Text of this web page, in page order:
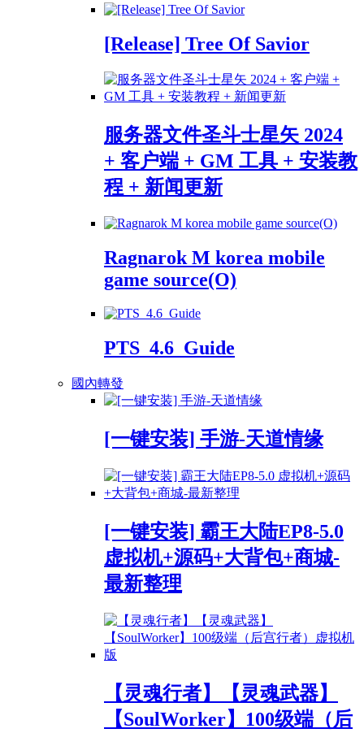
[Release] Tree Of Savior
服务器文件圣斗士星矢 2024
+ 客户端 + GM 工具 + 安装教
程 + 新闻更新
Ragnarok M korea mobile
game source(O)
PTS_4.6_Guide
國內轉發
[一键安装] 手游-天道情缘
[一键安装] 霸王大陆EP8-5.0
虚拟机+源码+大背包+商城-
最新整理
【灵魂行者】【灵魂武器】
【SoulWorker】100级端（后